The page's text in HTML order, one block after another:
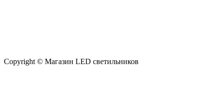
Copyright © Магазин LED светильников